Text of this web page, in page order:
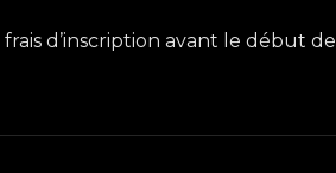
d’inscription avant le début de